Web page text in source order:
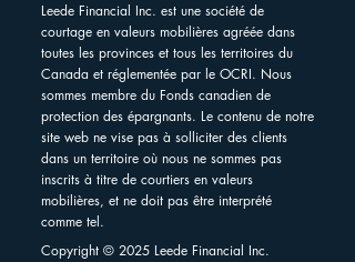
Grève de Postes Canada
Leede Financial Inc. est une société de
courtage en valeurs mobilières agréée dans
toutes les provinces et tous les territoires du
Canada et réglementée par le OCRI. Nous
sommes membre du Fonds canadien de
protection des épargnants. Le contenu de notre
site web ne vise pas à solliciter des clients
dans un territoire où nous ne sommes pas
inscrits à titre de courtiers en valeurs
mobilières, et ne doit pas être interprété
comme tel.
Copyright © 2025 Leede Financial Inc.